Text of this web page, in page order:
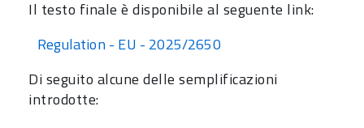
Il testo finale è disponibile al seguente link:
Regulation - EU - 2025/2650
Di seguito alcune delle semplificazioni
introdotte: